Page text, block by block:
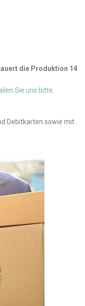
die Produktion 14
Sie uns bitte
Debitkarten sowie mit